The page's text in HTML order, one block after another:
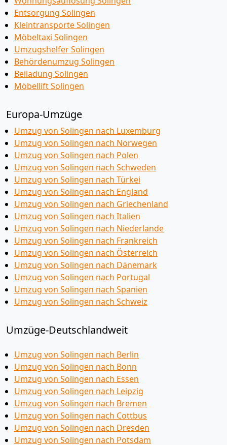
Entsorgung Solingen
Kleintransporte Solingen
Möbeltaxi Solingen
Umzugshelfer Solingen
Behördenumzug Solingen
Beiladung Solingen
Möbellift Solingen
Europa-Umzüge
Umzug von Solingen nach Luxemburg
Umzug von Solingen nach Norwegen
Umzug von Solingen nach Polen
Umzug von Solingen nach Schweden
Umzug von Solingen nach Türkei
Umzug von Solingen nach England
Umzug von Solingen nach Griechenland
Umzug von Solingen nach Italien
Umzug von Solingen nach Niederlande
Umzug von Solingen nach Frankreich
Umzug von Solingen nach Österreich
Umzug von Solingen nach Dänemark
Umzug von Solingen nach Portugal
Umzug von Solingen nach Spanien
Umzug von Solingen nach Schweiz
Umzüge-Deutschlandweit
Umzug von Solingen nach Berlin
Umzug von Solingen nach Bonn
Umzug von Solingen nach Essen
Umzug von Solingen nach Leipzig
Umzug von Solingen nach Bremen
Umzug von Solingen nach Cottbus
Umzug von Solingen nach Dresden
Umzug von Solingen nach Potsdam